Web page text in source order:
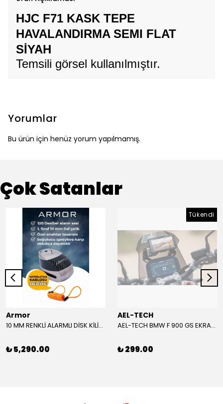
HJC F71 KASK TEPE
HAVALANDIRMA SEMI FLAT
SİYAH
Temsili görsel kullanılmıştır.
Yorumlar
Bu ürün için henüz yorum yapılmamış.
Çok Satanlar
Armor
10 MM RENKLİ ALARMLI DİSK KİLİDİ YENİ VERSİYON
₺ 5,290.00
Tükendi
AEL-TECH
AEL-TECH BMW F 900 GS EKRAN/GÖSTERGE KORUYUCU 2024-2025
₺ 299.00